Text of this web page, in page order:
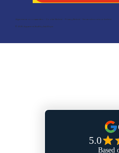
Algemene voorwaarden- Cookie Beleid Privacy Beleid- Verzend en retour beleid
© 2025 Aquarent. Built byAsk Khyra